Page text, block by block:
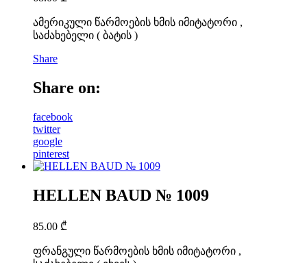
ამერიკული წარმოების ხმის იმიტატორი ,
საძახებელი ( ბატის )
Share
Share on:
facebook
twitter
google
pinterest
HELLEN BAUD № 1009
85.00 ₾
ფრანგული წარმოების ხმის იმიტატორი ,